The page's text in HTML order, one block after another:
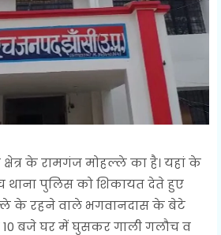
के रामगंज मोहल्ले का है। यहां के
थाना पुलिस को शिकायत देते हुए
के रहने वाले भगवानदास के बेटे
10 बजे घर में घुसकर गाली गलौच व